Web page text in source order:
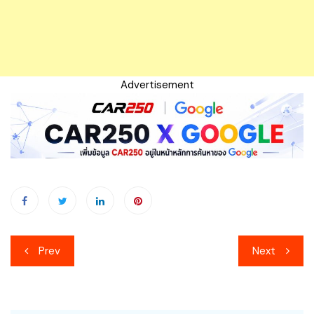
Advertisement
เมนู
นำทาง
Prev Next